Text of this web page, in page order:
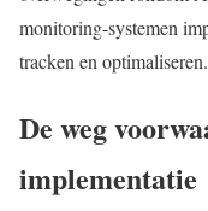
monitoring-systemen
tracken en optimaliseren.
De weg
implementatie